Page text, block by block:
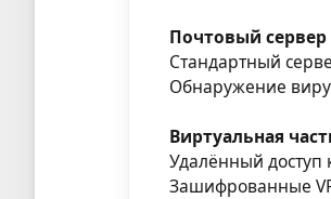
Почтовый сервер
Стандартный
Обнаружение
Виртуальная
Удалённый
Зашифрованные